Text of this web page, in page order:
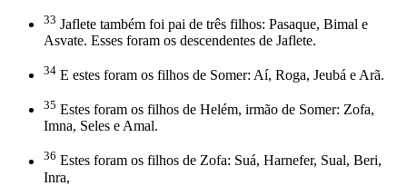
33 Jaflete também foi pai de três filhos: Pasaque, Bimal e
Asvate. Esses foram os descendentes de Jaflete.
34 E estes foram os filhos de Somer: Aí, Roga, Jeubá e Arã.
35 Estes foram os filhos de Helém, irmão de Somer: Zofa,
Imna, Seles e Amal.
36 Estes foram os filhos de Zofa: Suá, Harnefer, Sual, Beri,
Inra,